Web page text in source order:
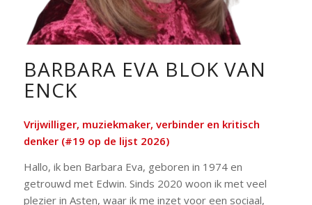
BARBARA EVA BLOK VAN
ENCK
Vrijwilliger, muziekmaker, verbinder en kritisch
denker (#19 op de lijst 2026)
Hallo, ik ben Barbara Eva, geboren in 1974 en
getrouwd met Edwin. Sinds 2020 woon ik met veel
plezier in Asten, waar ik me inzet voor een sociaal,